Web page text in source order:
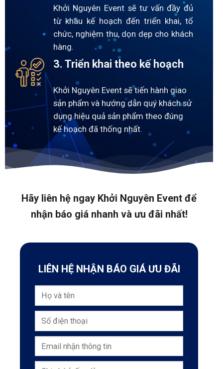
Khởi Nguyên Event sẽ tư vấn đầy đủ
từ khâu kế hoạch đến triển khai, tổ
chức, nghiệm thu, dọn dẹp cho khách
hàng.
3. Triển khai theo kế hoạch
Khởi Nguyên Event sẽ tiến hành giao
sản phẩm và hướng dẫn quý khách sử
dụng hiệu quả sản phẩm theo đúng
kế hoạch đã thống nhất.
Hãy liên hệ ngay Khởi Nguyên Event để
nhận báo giá nhanh và ưu đãi nhất!
LIÊN HỆ NHẬN BÁO GIÁ ƯU ĐÃI